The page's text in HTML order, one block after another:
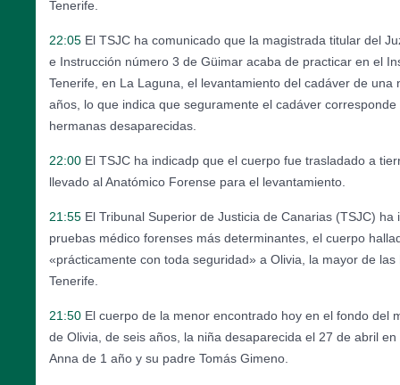
Tenerife.
22:05 El TSJC ha comunicado que la magistrada titular del
e Instrucción número 3 de Güimar acaba de practicar en el
Tenerife, en La Laguna, el levantamiento del cadáver de una
años, lo que indica que seguramente el cadáver
hermanas desaparecidas.
22:00 El TSJC ha indicadp que el cuerpo fue trasladado a
llevado al Anatómico Forense para el levantamiento.
21:55 El Tribunal Superior de Justicia de Canarias (TSJC)
pruebas médico forenses más determinantes, el cuerpo
«prácticamente con toda seguridad» a Olivia, la mayor de
Tenerife.
21:50 El cuerpo de la menor encontrado hoy en el fondo del
de Olivia, de seis años, la niña desaparecida el 27 de abril
Anna de 1 año y su padre Tomás Gimeno.